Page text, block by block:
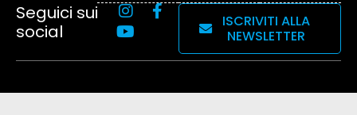
Seguici sui
social
ISCRIVITI ALLA
NEWSLETTER